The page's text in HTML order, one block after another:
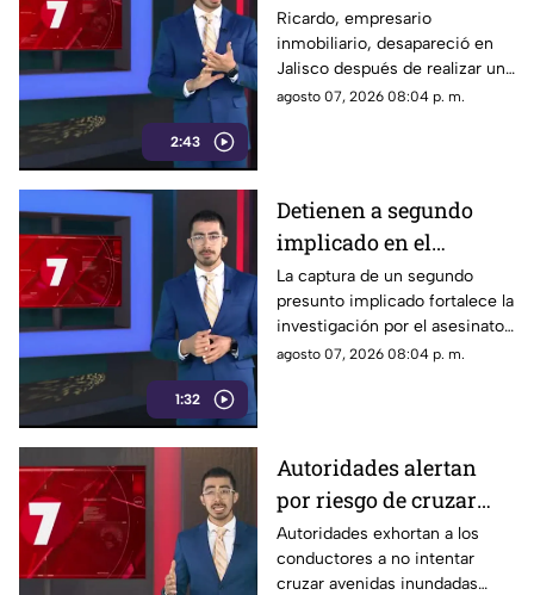
2:43
desaparece en Jalisco
tras una misteriosa
llamada con su familia
Ricardo, empresario
inmobiliario, desapareció en
Jalisco después de realizar una
llamada que su familia calificó
agosto 07, 2026 08:04 p. m.
1:32
Detienen a segundo
implicado en el
asesinato de Valeria
Márquez; avanza
investigación del caso
La captura de un segundo
presunto implicado fortalece la
investigación por el asesinato
de la influencer Valeria
agosto 07, 2026 08:04 p. m.
Autoridades alertan
por riesgo de cruzar
avenidas inundadas
durante las lluvias
Autoridades exhortan a los
conductores a no intentar
cruzar avenidas inundadas